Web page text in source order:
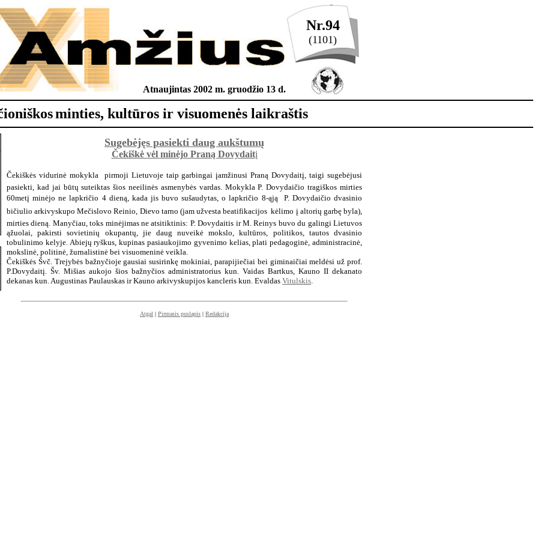
Atnaujintas 2002 m. gruodžio 13 d.
Nr.94
(1101)
minties, kultūros ir visuomenės laikraštis
Sugebėjęs pasiekti daug aukštumų
Čekiškė vėl minėjo Praną Dovydaitį
Čekiškės vidurinė mokykla  pirmoji Lietuvoje taip garbingai įamžinusi Praną Dovydaitį, taigi sugebėjusi
pasiekti, kad jai būtų suteiktas šios neeilinės asmenybės vardas. Mokykla P. Dovydaičio tragiškos mirties
60metį minėjo ne lapkričio 4 dieną, kada jis buvo sušaudytas, o lapkričio 8-ąją  P. Dovydaičio dvasinio
bičiulio arkivyskupo Mečislovo Reinio, Dievo tarno (jam užvesta beatifikacijos  kėlimo į altorių garbę byla),
mirties dieną. Manyčiau, toks minėjimas ne atsitiktinis: P. Dovydaitis ir M. Reinys buvo du galingi Lietuvos
ąžuolai, pakirsti sovietinių okupantų, jie daug nuveikė mokslo, kultūros, politikos, tautos dvasinio
tobulinimo kelyje. Abiejų ryškus, kupinas pasiaukojimo gyvenimo kelias, plati pedagoginė, administracinė,
mokslinė, politinė, žurnalistinė bei visuomeninė veikla.
Čekiškės Švč. Trejybės bažnyčioje gausiai susirinkę mokiniai, parapijiečiai bei giminaičiai meldėsi už prof.
P.Dovydaitį. Šv. Mišias aukojo šios bažnyčios administratorius kun. Vaidas Bartkus, Kauno II dekanato
dekanas kun. Augustinas Paulauskas ir Kauno arkivyskupijos kancleris kun. Evaldas Vitulskis.
Atgal | Pirmasis puslapis | Redakcija